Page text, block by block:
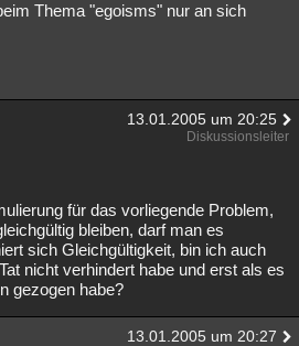
Thema "egoisms" nur an sich
13.01.2005 um 20:25
Diskussionsleiter
für das vorliegende Problem,
bleiben, darf man es
sich Gleichgültigkeit, bin ich auch
nicht verhindert habe und erst als es
gezogen habe?
13.01.2005 um 20:27